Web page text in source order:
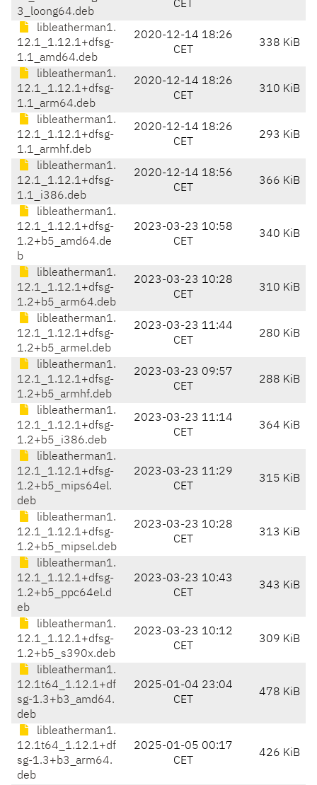
3_loong64.deb
CET
libleatherman1.
12.1_1.12.1+dfsg-
1.1_amd64.deb
2020-12-14 18:26
CET
338 KiB
libleatherman1.
12.1_1.12.1+dfsg-
1.1_arm64.deb
2020-12-14 18:26
CET
310 KiB
libleatherman1.
12.1_1.12.1+dfsg-
1.1_armhf.deb
2020-12-14 18:26
CET
293 KiB
libleatherman1.
12.1_1.12.1+dfsg-
1.1_i386.deb
2020-12-14 18:56
CET
366 KiB
libleatherman1.
12.1_1.12.1+dfsg-
1.2+b5_amd64.de
b
2023-03-23 10:58
CET
340 KiB
libleatherman1.
12.1_1.12.1+dfsg-
1.2+b5_arm64.deb
2023-03-23 10:28
CET
310 KiB
libleatherman1.
12.1_1.12.1+dfsg-
1.2+b5_armel.deb
2023-03-23 11:44
CET
280 KiB
libleatherman1.
12.1_1.12.1+dfsg-
1.2+b5_armhf.deb
2023-03-23 09:57
CET
288 KiB
libleatherman1.
12.1_1.12.1+dfsg-
1.2+b5_i386.deb
2023-03-23 11:14
CET
364 KiB
libleatherman1.
12.1_1.12.1+dfsg-
1.2+b5_mips64el.
deb
2023-03-23 11:29
CET
315 KiB
libleatherman1.
12.1_1.12.1+dfsg-
1.2+b5_mipsel.deb
2023-03-23 10:28
CET
313 KiB
libleatherman1.
12.1_1.12.1+dfsg-
1.2+b5_ppc64el.d
eb
2023-03-23 10:43
CET
343 KiB
libleatherman1.
12.1_1.12.1+dfsg-
1.2+b5_s390x.deb
2023-03-23 10:12
CET
309 KiB
libleatherman1.
12.1t64_1.12.1+df
sg-1.3+b3_amd64.
deb
2025-01-04 23:04
CET
478 KiB
libleatherman1.
12.1t64_1.12.1+df
sg-1.3+b3_arm64.
deb
2025-01-05 00:17
CET
426 KiB